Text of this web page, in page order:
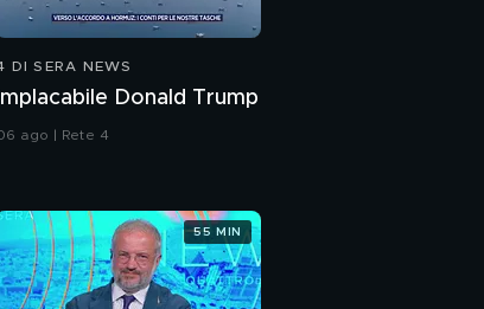
DI SERA NEWS
Implacabile Donald Trump
ago | Rete 4
55 MIN